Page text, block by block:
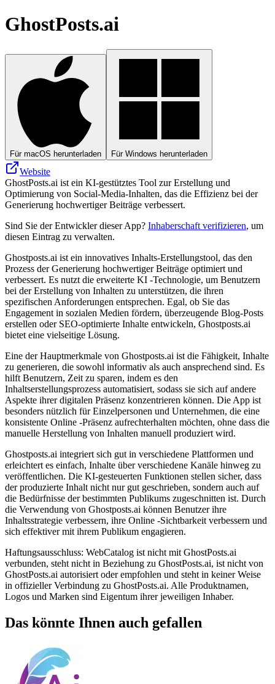
GhostPosts.ai
Für macOS herunterladen Für Windows herunterladen
Website
GhostPosts.ai ist ein KI-gestütztes Tool zur Erstellung und
Optimierung von Social-Media-Inhalten, das die Effizienz bei der
Generierung hochwertiger Beiträge verbessert.
Sind Sie der Entwickler dieser App? Inhaberschaft verifizieren, um
diesen Eintrag zu verwalten.
Ghostposts.ai ist ein innovatives Inhalts-Erstellungstool, das den
Prozess der Generierung hochwertiger Beiträge optimiert und
verbessert. Es nutzt die erweiterte KI -Technologie, um Benutzern
bei der Erstellung von Inhalten zu unterstützen, die ihren
spezifischen Anforderungen entsprechen. Egal, ob Sie das
Engagement in sozialen Medien fördern, überzeugende Blog-Posts
erstellen oder SEO-optimierte Inhalte entwickeln, Ghostposts.ai
bietet eine vielseitige Lösung.
Eine der Hauptmerkmale von Ghostposts.ai ist die Fähigkeit, Inhalte
zu generieren, die sowohl informativ als auch ansprechend sind. Es
hilft Benutzern, Zeit zu sparen, indem es den
Inhaltserstellungsprozess automatisiert, sodass sie sich auf andere
Aspekte ihrer digitalen Präsenz konzentrieren können. Die App ist
besonders nützlich für Einzelpersonen und Unternehmen, die eine
konsistente Online -Präsenz aufrechterhalten möchten, ohne dass die
manuelle Herstellung von Inhalten manuell produziert wird.
Ghostposts.ai integriert sich gut in verschiedene Plattformen und
erleichtert es einfach, Inhalte über verschiedene Kanäle hinweg zu
veröffentlichen. Die KI-gesteuerten Funktionen stellen sicher, dass
der produzierte Inhalt nicht nur gut geschrieben, sondern auch auf
die Bedürfnisse der bestimmten Publikums zugeschnitten ist. Durch
die Verwendung von Ghostposts.ai können Benutzer ihre
Inhaltsstrategie verbessern, ihre Online -Sichtbarkeit verbessern und
sich effektiver mit ihrem Publikum engagieren.
Haftungsausschluss: WebCatalog ist nicht mit GhostPosts.ai
verbunden, steht nicht in Beziehung zu GhostPosts.ai, ist nicht von
GhostPosts.ai autorisiert oder empfohlen und steht in keiner Weise
in offizieller Verbindung zu GhostPosts.ai. Alle Produktnamen,
Logos und Marken sind Eigentum ihrer jeweiligen Inhaber.
Das könnte Ihnen auch gefallen